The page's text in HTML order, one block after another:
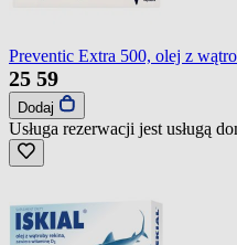
Preventic Extra 500, olej z
25 59
Dodaj
Usługa rezerwacji jest usługą